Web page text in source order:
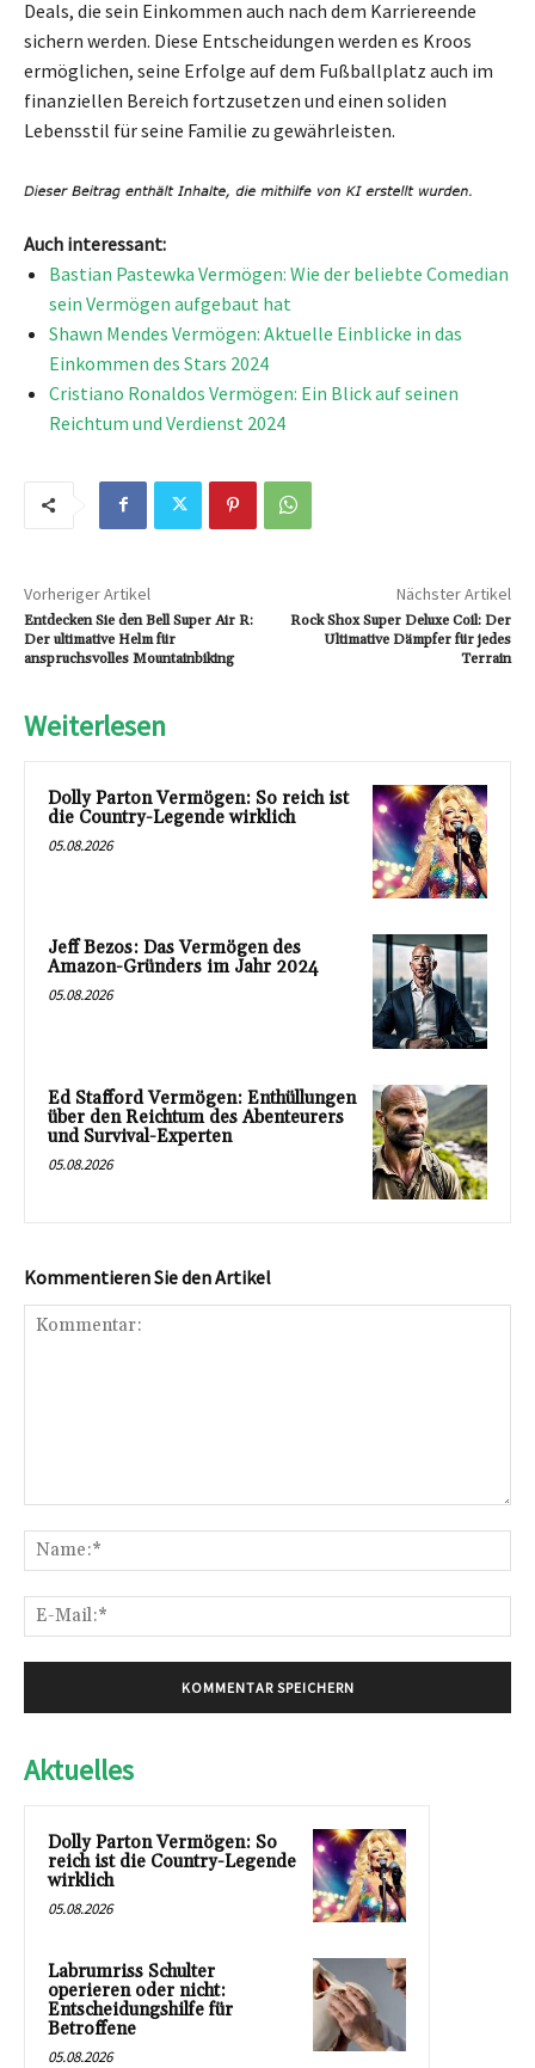
Deals, die sein Einkommen auch nach dem Karriereende
sichern werden. Diese Entscheidungen werden es Kroos
ermöglichen, seine Erfolge auf dem Fußballplatz auch im
finanziellen Bereich fortzusetzen und einen soliden
Lebensstil für seine Familie zu gewährleisten.
Auch interessant:
Bastian Pastewka Vermögen: Wie der beliebte Comedian
sein Vermögen aufgebaut hat
Shawn Mendes Vermögen: Aktuelle Einblicke in das
Einkommen des Stars 2024
Cristiano Ronaldos Vermögen: Ein Blick auf seinen
Reichtum und Verdienst 2024
Vorheriger Artikel
Entdecken Sie den Bell Super Air R:
Der ultimative Helm für
anspruchsvolles Mountainbiking
Nächster Artikel
Rock Shox Super Deluxe Coil: Der
Ultimative Dämpfer für jedes
Terrain
Weiterlesen
Dolly Parton Vermögen: So reich ist
die Country-Legende wirklich
05.08.2026
Jeff Bezos: Das Vermögen des
Amazon-Gründers im Jahr 2024
05.08.2026
Ed Stafford Vermögen: Enthüllungen
über den Reichtum des Abenteurers
und Survival-Experten
05.08.2026
Kommentieren Sie den Artikel
Aktuelles
Dolly Parton Vermögen: So
reich ist die Country-Legende
wirklich
05.08.2026
Labrumriss Schulter
operieren oder nicht:
Entscheidungshilfe für
Betroffene
05.08.2026